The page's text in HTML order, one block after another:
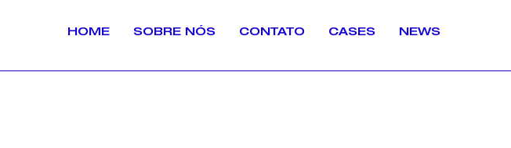
HOME SOBRE NÓS CONTATO CASES NEWS